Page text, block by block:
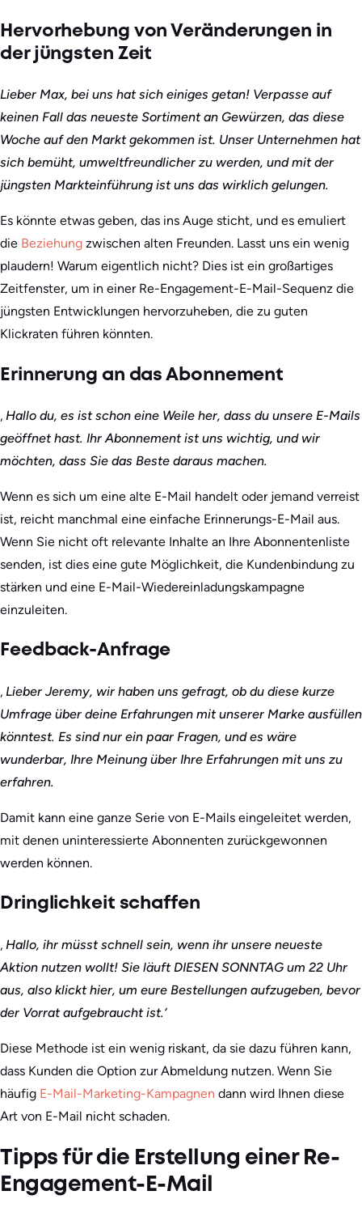
Hervorhebung von Veränderungen in
der jüngsten Zeit
Lieber Max, bei uns hat sich einiges getan! Verpasse auf
keinen Fall das neueste Sortiment an Gewürzen, das diese
Woche auf den Markt gekommen ist. Unser Unternehmen hat
sich bemüht, umweltfreundlicher zu werden, und mit der
jüngsten Markteinführung ist uns das wirklich gelungen.
Es könnte etwas geben, das ins Auge sticht, und es emuliert
die Beziehung zwischen alten Freunden. Lasst uns ein wenig
plaudern! Warum eigentlich nicht? Dies ist ein großartiges
Zeitfenster, um in einer Re-Engagement-E-Mail-Sequenz die
jüngsten Entwicklungen hervorzuheben, die zu guten
Klickraten führen könnten.
Erinnerung an das Abonnement
‚ Hallo du, es ist schon eine Weile her, dass du unsere E-Mails
geöffnet hast. Ihr Abonnement ist uns wichtig, und wir
möchten, dass Sie das Beste daraus machen.
Wenn es sich um eine alte E-Mail handelt oder jemand verreist
ist, reicht manchmal eine einfache Erinnerungs-E-Mail aus.
Wenn Sie nicht oft relevante Inhalte an Ihre Abonnentenliste
senden, ist dies eine gute Möglichkeit, die Kundenbindung zu
stärken und eine E-Mail-Wiedereinladungskampagne
einzuleiten.
Feedback-Anfrage
‚ Lieber Jeremy, wir haben uns gefragt, ob du diese kurze
Umfrage über deine Erfahrungen mit unserer Marke ausfüllen
könntest. Es sind nur ein paar Fragen, und es wäre
wunderbar, Ihre Meinung über Ihre Erfahrungen mit uns zu
erfahren.
Damit kann eine ganze Serie von E-Mails eingeleitet werden,
mit denen uninteressierte Abonnenten zurückgewonnen
werden können.
Dringlichkeit schaffen
‚ Hallo, ihr müsst schnell sein, wenn ihr unsere neueste
Aktion nutzen wollt! Sie läuft DIESEN SONNTAG um 22 Uhr
aus, also klickt hier, um eure Bestellungen aufzugeben, bevor
der Vorrat aufgebraucht ist.‘
Diese Methode ist ein wenig riskant, da sie dazu führen kann,
dass Kunden die Option zur Abmeldung nutzen. Wenn Sie
häufig E-Mail-Marketing-Kampagnen dann wird Ihnen diese
Art von E-Mail nicht schaden.
Tipps für die Erstellung einer Re-
Engagement-E-Mail